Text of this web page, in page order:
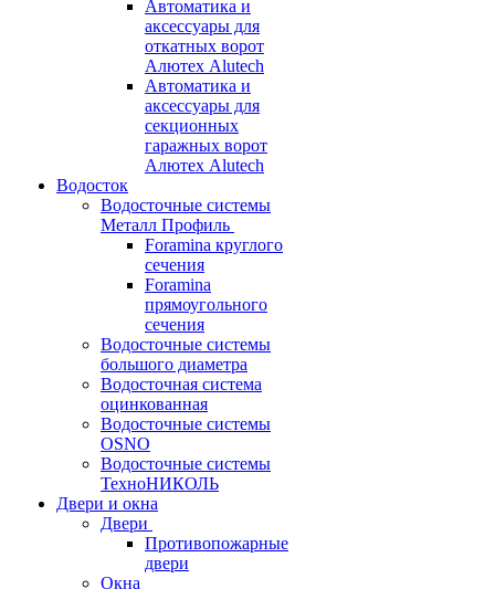
Автоматика и
аксессуары для
откатных ворот
Алютех Alutech
Автоматика и
аксессуары для
секционных
гаражных ворот
Алютех Alutech
Водосток
Водосточные системы
Металл Профиль
Foramina круглого
сечения
Foramina
прямоугольного
сечения
Водосточные системы
большого диаметра
Водосточная система
оцинкованная
Водосточные системы
OSNO
Водосточные системы
ТехноНИКОЛЬ
Двери и окна
Двери
Противопожарные
двери
Окна